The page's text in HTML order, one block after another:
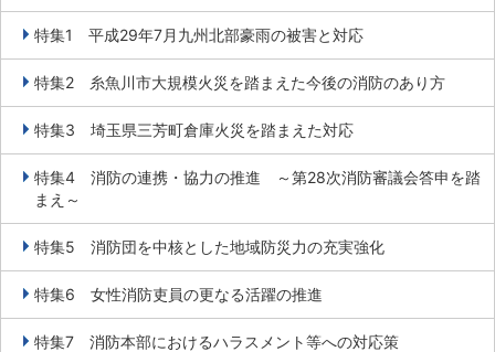
特集1 平成29年7月九州北部豪雨の被害と対応
特集2 糸魚川市大規模火災を踏まえた今後の消防のあり方
特集3 埼玉県三芳町倉庫火災を踏まえた対応
特集4 消防の連携・協力の推進 ～第28次消防審議会答申を踏
まえ～
特集5 消防団を中核とした地域防災力の充実強化
特集6 女性消防吏員の更なる活躍の推進
特集7 消防本部におけるハラスメント等への対応策